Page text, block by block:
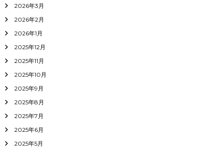
2026年3月
2026年2月
2026年1月
2025年12月
2025年11月
2025年10月
2025年9月
2025年8月
2025年7月
2025年6月
2025年5月